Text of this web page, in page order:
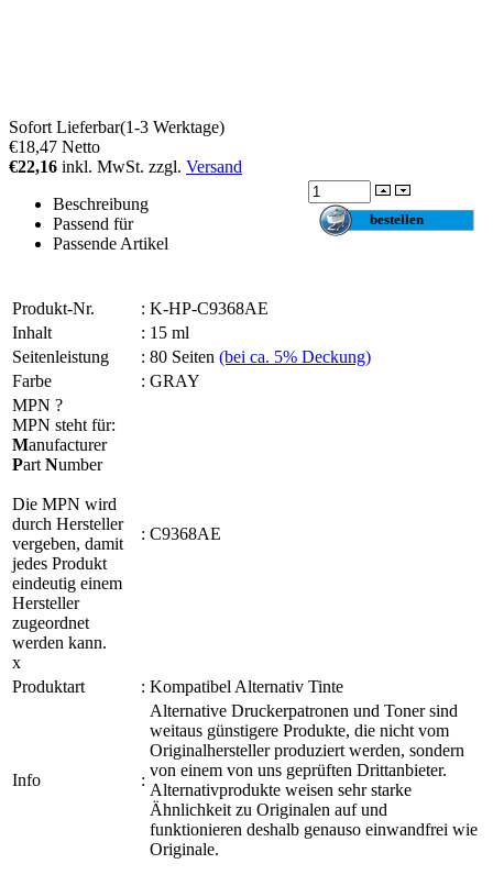
Sofort Lieferbar(1-3 Werktage)
€18,47 Netto
€22,16 inkl. MwSt. zzgl. Versand
Beschreibung
Passend für
Passende Artikel
Produkt-Nr. : K-HP-C9368AE
Inhalt
: 15 ml
Seitenleistung
: 80 Seiten (bei ca. 5% Deckung)
Farbe
: GRAY
MPN ?
MPN steht für:
Manufacturer
Part Number
Die MPN wird
durch Hersteller
vergeben, damit
jedes Produkt
eindeutig einem
Hersteller
zugeordnet
werden kann.
x
: C9368AE
Produktart : Kompatibel Alternativ Tinte
Info :
Alternative Druckerpatronen und Toner sind
weitaus günstigere Produkte, die nicht vom
Originalhersteller produziert werden, sondern
von einem von uns geprüften Drittanbieter.
Alternativprodukte weisen sehr starke
Ähnlichkeit zu Originalen auf und
funktionieren deshalb genauso einwandfrei wie
Originale.